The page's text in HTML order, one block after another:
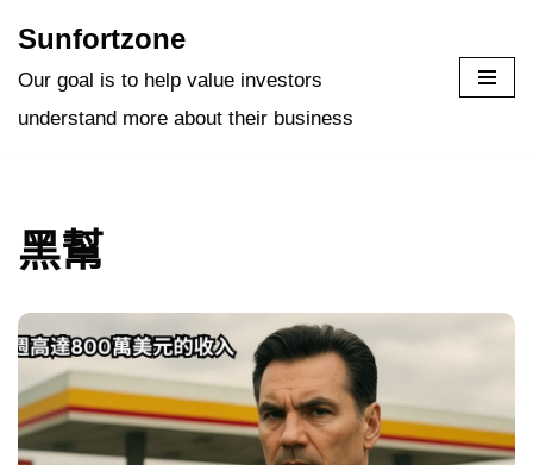
Skip
Sunfortzone
Our goal is to help value investors
understand more about their business
黑幫